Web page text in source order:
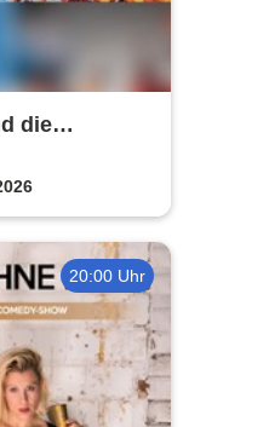
die
dell' arte
20:00 Uhr